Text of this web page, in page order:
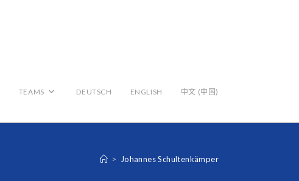
TEAMS DEUTSCH ENGLISH 中文 (中国)
> Johannes Schultenkämper